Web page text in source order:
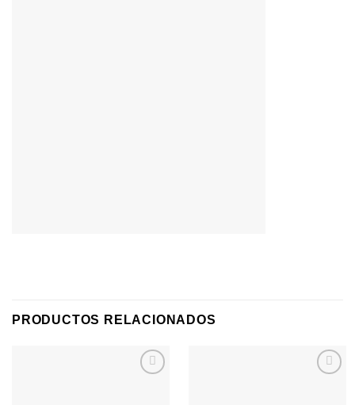
PRODUCTOS RELACIONADOS